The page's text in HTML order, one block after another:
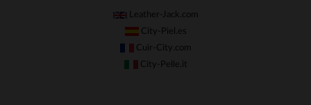
Leather-Jack.com
City-Piel.es
Cuir-City.com
City-Pelle.it